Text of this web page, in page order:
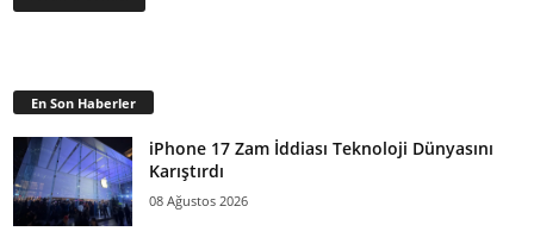
En Son Haberler
iPhone 17 Zam İddiası Teknoloji Dünyasını
Karıştırdı
08 Ağustos 2026